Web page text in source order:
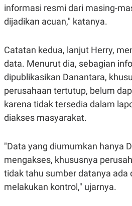
S
A
T
D
A
A
G
E
S
K
N
T
A
N
V
L
P
S
U
S
JARINGAN
K
O
N
P
R
E
informasi resmi dari masing-
dijadikan acuan," katanya.
Catatan kedua, lanjut Herry,
data. Menurut dia, sebagian
dipublikasikan Danantara,
perusahaan tertutup, belum
karena tidak tersedia dalam
diakses masyarakat.
"Data yang diumumkan hanya
mengakses, khususnya
tidak tahu sumber datanya ada
melakukan kontrol," ujarnya.